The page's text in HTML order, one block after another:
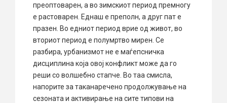
преоптоварен, а во зимскиот период премногу
е растоварен. Еднаш е преполн, а друг пат е
празен. Во едниот период врие од живот, во
вториот период е полумртво мирен. Се
разбира, урбанизмот не е маѓепсничка
дисциплина која овој конфликт може да го
реши со волшебно стапче. Во таа смисла,
напорите за таканаречено продолжување на
сезоната и активирање на сите типови на